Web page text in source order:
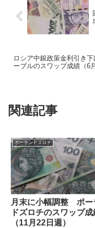
ロシア中銀政策金利引き
ーブルのスワップ成績（6
関連記事
ポーランドズロチ
月末に小幅調整 ポー
ドズロチのスワップ成
（11月22日週）